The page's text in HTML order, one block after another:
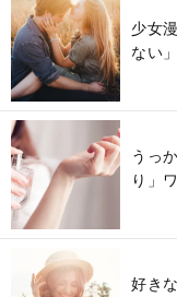
少女
ない
うっ
り」
好き